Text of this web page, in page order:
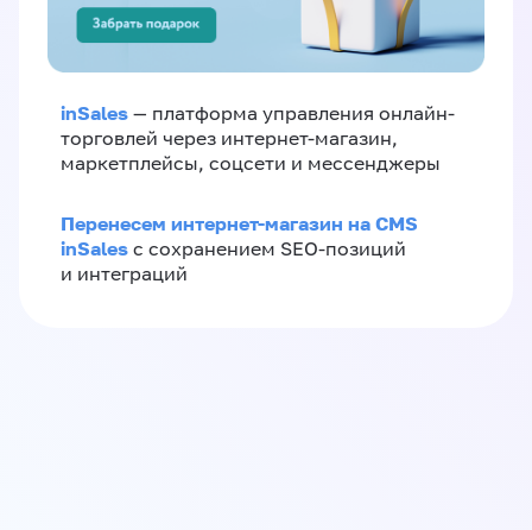
inSales — платформа управления онлайн-
торговлей через интернет-магазин,
маркетплейсы, соцсети и мессенджеры
Перенесем интернет-магазин на CMS
inSales с сохранением SEO-позиций
и интеграций